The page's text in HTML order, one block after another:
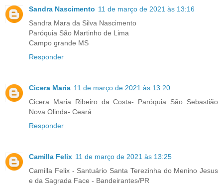
Sandra Nascimento 11 de março de 2021 às 13:16
Sandra Mara da Silva Nascimento
Paróquia São Martinho de Lima
Campo grande MS
Responder
Cicera Maria 11 de março de 2021 às 13:20
Cicera Maria Ribeiro da Costa- Paróquia São Sebastião
Nova Olinda- Ceará
Responder
Camilla Felix 11 de março de 2021 às 13:25
Camilla Felix - Santuário Santa Terezinha do Menino Jesus
e da Sagrada Face - Bandeirantes/PR